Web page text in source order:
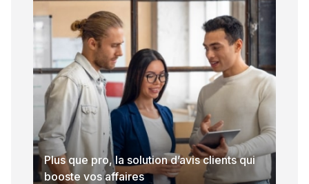
Plus que pro, la solution d’avis clients qui
booste vos affaires